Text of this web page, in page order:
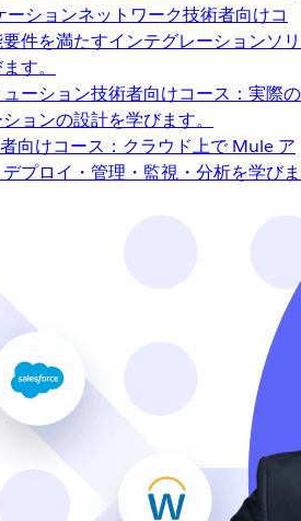
ーションネットワーク技術者向けコ
件を満たすインテグレーションソリ
す。
ーション技術者向けコース：実際の
ョンの設計を学びます。
向けコース：クラウド上で Mule ア
プロイ・管理・監視・分析を学びま